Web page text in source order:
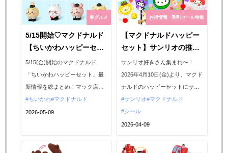
春グルメ
5/15開始♡マクドナルド
【ちいかわハッピーセッ
ト】店員さん姿が可愛す
ぎ！全8種おもちゃ一気
見せ♡「これ、全部集め
たい」が止まらない！
5/15(金)開始のマクドナルド
「ちいかわハッピーセット」最
新情報を総まとめ！マック店員
姿の限定フィギュアは全8種。第
1弾・第2弾の販売期間スケジュ
徹底解説。全種類コンプリート
ちいかわ マクドナルド
2026-05-09
お得情報・割引セール特集
【マクドナルドハッピー
セット】サンリオの推し
キャラ大集合♡激かわス
イカゲーム付き！週末プ
レゼントで限定シールも
らえるよ♡
サンリオ好きさん集まれ〜！
2026年4月10日(金)より、マクド
ナルドのハッピーセットにサン
リオキャラクターズが期間限定
で登場♡ハローキティやシナモ
ロールなど、推しキャラのおも
マホで遊べる「激かわスイカゲ
サンリオ マクドナルド
シール
2026-04-09